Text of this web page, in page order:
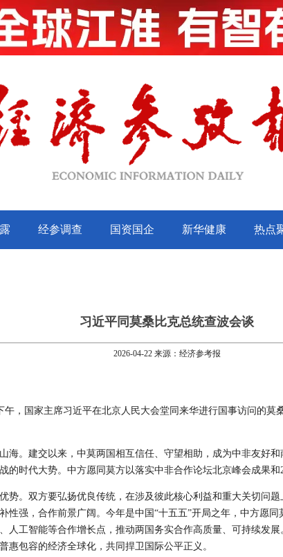
习近平同莫桑比克总统查波会谈
2026-04-22 来源：经济参考报
午，国家主席习近平在北京人民大会堂同来华进行国事访问的
海。建交以来，中莫两国相互信任、守望相助，成为中非友好
时代大势。中方愿同莫方以落实中非合作论坛北京峰会成果和
势。双方要弘扬优良传统，在涉及彼此核心利益和重大关切问
性强，合作前景广阔。今年是中国“十五五”开局之年，中方愿
人工智能等合作增长点，推动两国务实合作高质量、可持续发
包容的经济全球化，共同捍卫国际公平正义。